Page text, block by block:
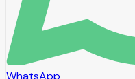
WhatsApp